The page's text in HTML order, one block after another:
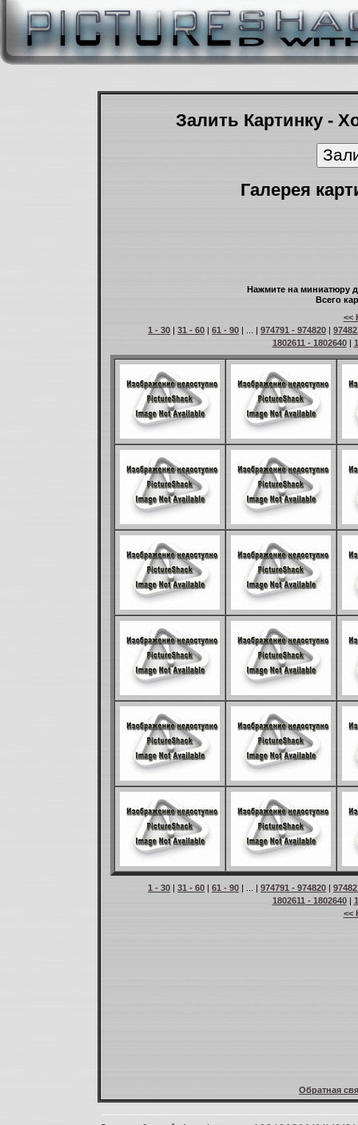
Залить Картинку -
Галерея
Нажмите на миниатюру
Всего
<<
1 - 30 | 31 - 60 | 61 - 90 | ... | 974791 - 974820 |
1802611 - 1802640|
1 - 30 | 31 - 60 | 61 - 90 | ... | 974791 - 974820 |
1802611 - 1802640|
<<
Обратная